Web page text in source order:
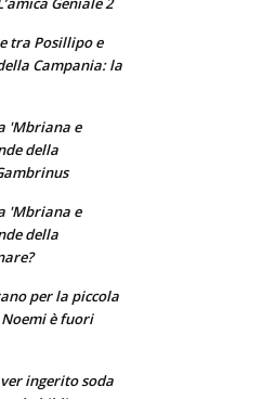
tra Posillipo e
Campania: la
'Mbriana e
della
'Mbriana e
della
per la piccola
è fuori
ingerito soda